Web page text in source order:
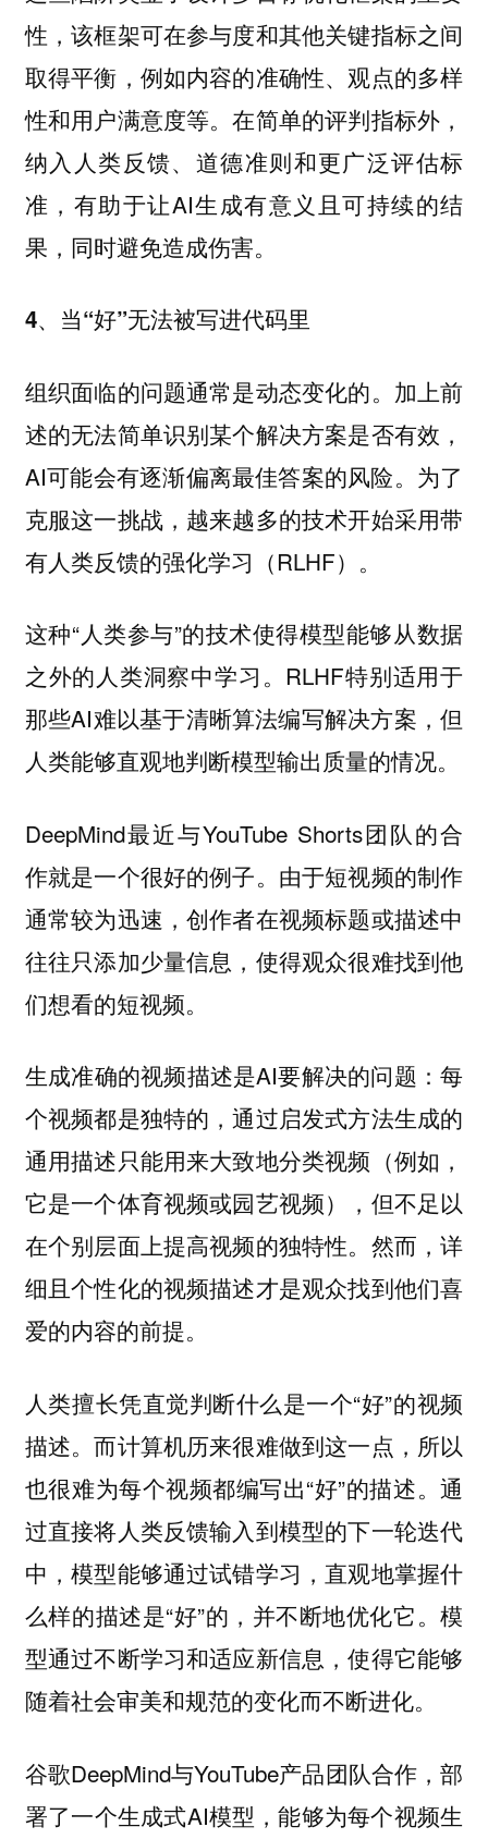
性，该框架可在参与度和其他关键指标之间
取得平衡，例如内容的准确性、观点的多样
性和用户满意度等。在简单的评判指标外，
纳入人类反馈、道德准则和更广泛评估标
准，有助于让AI生成有意义且可持续的结
果，同时避免造成伤害。
4、当“好”无法被写进代码里
组织面临的问题通常是动态变化的。加上前
述的无法简单识别某个解决方案是否有效，
AI可能会有逐渐偏离最佳答案的风险。为了
克服这一挑战，越来越多的技术开始采用带
有人类反馈的强化学习（RLHF）。
这种“人类参与”的技术使得模型能够从数据
之外的人类洞察中学习。RLHF特别适用于
那些AI难以基于清晰算法编写解决方案，但
人类能够直观地判断模型输出质量的情况。
DeepMind最近与YouTube Shorts团队的合
作就是一个很好的例子。由于短视频的制作
通常较为迅速，创作者在视频标题或描述中
往往只添加少量信息，使得观众很难找到他
们想看的短视频。
生成准确的视频描述是AI要解决的问题：每
个视频都是独特的，通过启发式方法生成的
通用描述只能用来大致地分类视频（例如，
它是一个体育视频或园艺视频），但不足以
在个别层面上提高视频的独特性。然而，详
细且个性化的视频描述才是观众找到他们喜
爱的内容的前提。
人类擅长凭直觉判断什么是一个“好”的视频
描述。而计算机历来很难做到这一点，所以
也很难为每个视频都编写出“好”的描述。通
过直接将人类反馈输入到模型的下一轮迭代
中，模型能够通过试错学习，直观地掌握什
么样的描述是“好”的，并不断地优化它。模
型通过不断学习和适应新信息，使得它能够
随着社会审美和规范的变化而不断进化。
谷歌DeepMind与YouTube产品团队合作，部
署了一个生成式AI模型，能够为每个视频生